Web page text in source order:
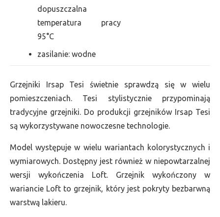
dopuszczalna
temperatura pracy
95°C
zasilanie: wodne
Grzejniki Irsap Tesi świetnie sprawdzą się w wielu
pomieszczeniach. Tesi stylistycznie przypominają
tradycyjne grzejniki. Do produkcji grzejników Irsap Tesi
są wykorzystywane nowoczesne technologie.
Model występuje w wielu wariantach kolorystycznych i
wymiarowych. Dostępny jest również w niepowtarzalnej
wersji wykończenia Loft. Grzejnik wykończony w
wariancie Loft to grzejnik, który jest pokryty bezbarwną
warstwą lakieru.